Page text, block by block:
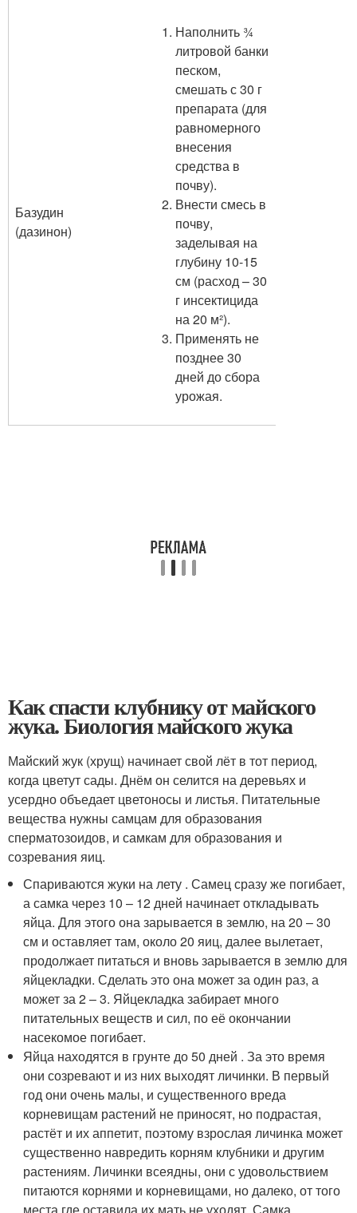
Базудин
(дазинон)
Наполнить ¾
литровой банки
песком,
смешать с 30 г
препарата (для
равномерного
внесения
средства в
почву).
Внести смесь в
почву,
заделывая на
глубину 10-15
см (расход – 30
г инсектицида
на 20 м²).
Применять не
позднее 30
дней до сбора
урожая.
Как спасти клубнику от майского
жука. Биология майского жука
Майский жук (хрущ) начинает свой лёт в тот период,
когда цветут сады. Днём он селится на деревьях и
усердно объедает цветоносы и листья. Питательные
вещества нужны самцам для образования
сперматозоидов, и самкам для образования и
созревания яиц.
Спариваются жуки на лету . Самец сразу же погибает,
а самка через 10 – 12 дней начинает откладывать
яйца. Для этого она зарывается в землю, на 20 – 30
см и оставляет там, около 20 яиц, далее вылетает,
продолжает питаться и вновь зарывается в землю для
яйцекладки. Сделать это она может за один раз, а
может за 2 – 3. Яйцекладка забирает много
питательных веществ и сил, по её окончании
насекомое погибает.
Яйца находятся в грунте до 50 дней . За это время
они созревают и из них выходят личинки. В первый
год они очень малы, и существенного вреда
корневищам растений не приносят, но подрастая,
растёт и их аппетит, поэтому взрослая личинка может
существенно навредить корням клубники и другим
растениям. Личинки всеядны, они с удовольствием
питаются корнями и корневищами, но далеко, от того
места где оставила их мать не уходят. Самка